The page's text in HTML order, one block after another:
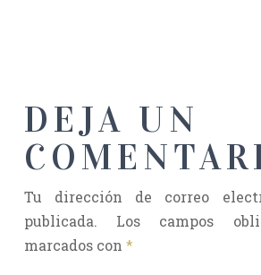
DEJA UN
Tu dirección de correo
publicada.
Los campos
marcados con *